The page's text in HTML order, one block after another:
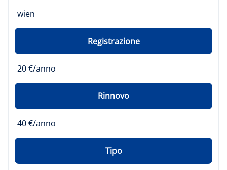
wien
Registrazione
20 €/anno
Rinnovo
40 €/anno
Tipo